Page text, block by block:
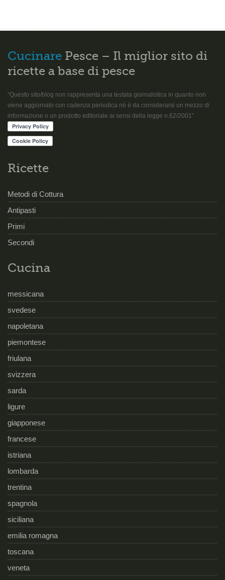
Cucinare Pesce – Il miglior sito di
ricette a base di pesce
“Questo sito/blog non rappresenta una testata giornalistica in quanto non
viene aggiornato con cadenza periodica né è da considerarsi un mezzo di
informazione o un prodotto editoriale ai sensi della legge n.62/2001”
Ricette
Metodi di Cottura
Antipasti
Primi
Secondi
Cucina
messicana
svedese
napoletana
piemontese
friulana
svizzera
sarda
ligure
giapponese
francese
istriana
lombarda
trentina
spagnola
siciliana
emilia romagna
toscana
veneta